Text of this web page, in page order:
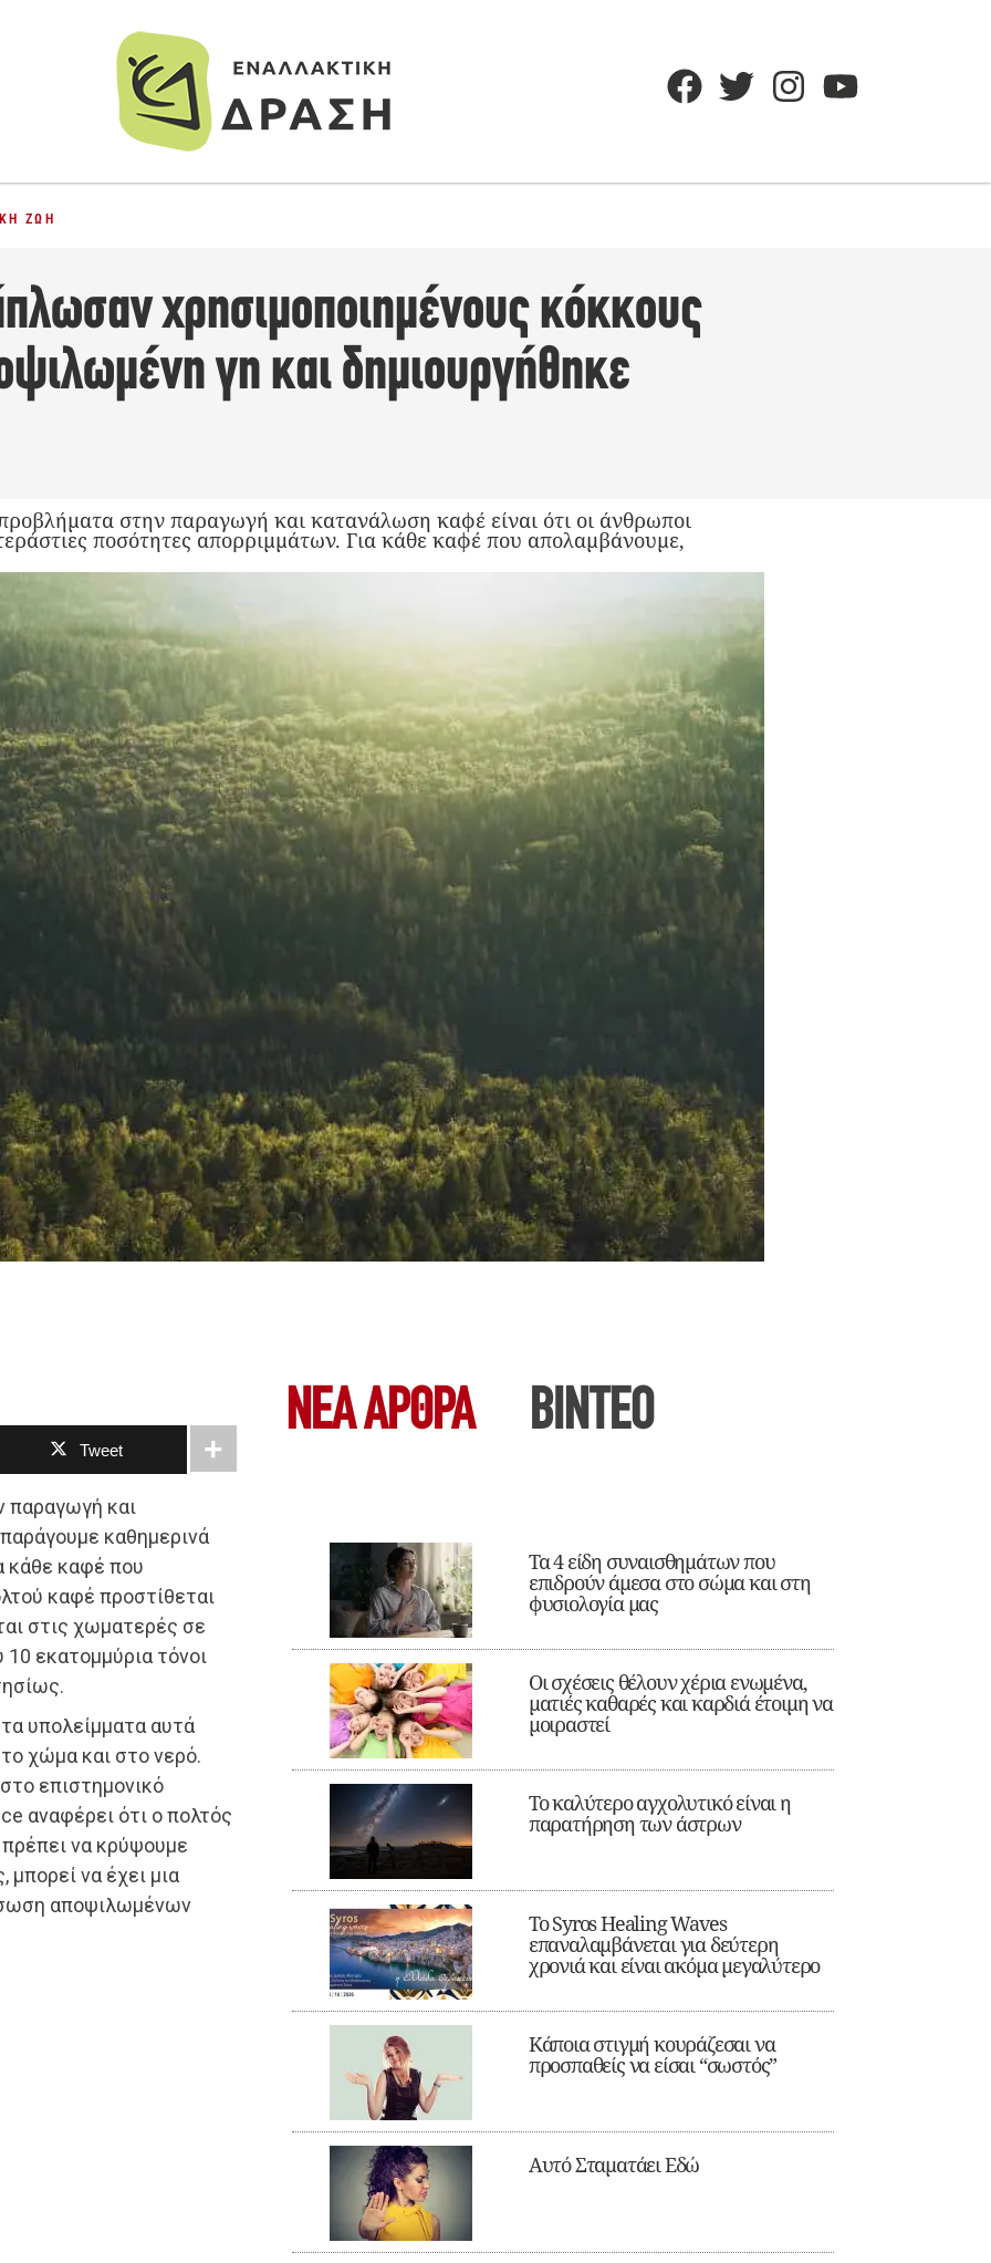
ΖΩΉ
χρησιμοποιημένους κόκκους
γη και δημιουργήθηκε
στην παραγωγή και κατανάλωση καφέ είναι ότι οι άνθρωποι
ποσότητες απορριμμάτων. Για κάθε καφέ που απολαμβάνουμε,
Tweet
παραγωγή και
καθημερινά
κάθε καφέ που
καφέ προστίθεται
στις χωματερές σε
10 εκατομμύρια τόνοι
υπολείμματα αυτά
χώμα και στο νερό.
επιστημονικό
αναφέρει ότι ο πολτός
να κρύψουμε
να έχει μια
αποψιλωμένων
ΝΕΑ ΆΡΘΡΑ ΒΙΝΤΕΟ
Τα 4 είδη συναισθημάτων που
επιδρούν άμεσα στο σώμα και στη
φυσιολογία μας
Οι σχέσεις θέλουν χέρια ενωμένα,
ματιές καθαρές και καρδιά έτοιμη να
μοιραστεί
Το καλύτερο αγχολυτικό είναι η
παρατήρηση των άστρων
Το Syros Healing Waves
επαναλαμβάνεται για δεύτερη
χρονιά και είναι ακόμα μεγαλύτερο
Κάποια στιγμή κουράζεσαι να
προσπαθείς να είσαι “σωστός”
Αυτό Σταματάει Εδώ